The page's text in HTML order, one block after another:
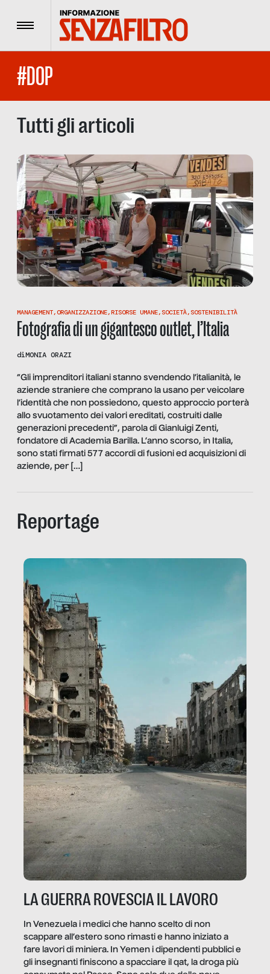
Menu
#DOP
Tutti gli articoli
MANAGEMENT,ORGANIZZAZIONE,RISORSE UMANE, SOCIETÀ, SOSTENIBILITÀ
Fotografia di un gigantesco outlet, l’Italia
diMONIA ORAZI
“Gli imprenditori italiani stanno svendendo l’italianità, le
aziende straniere che comprano la usano per veicolare
l’identità che non possiedono, questo approccio porterà
allo svuotamento dei valori ereditati, costruiti dalle
generazioni precedenti”, parola di Gianluigi Zenti,
fondatore di Academia Barilla. L’anno scorso, in Italia,
sono stati firmati 577 accordi di fusioni ed acquisizioni di
aziende, per […]
Reportage
LA GUERRA ROVESCIA IL LAVORO
In Venezuela i medici che hanno scelto di non
scappare all’estero sono rimasti e hanno iniziato a
fare lavori di miniera. In Yemen i dipendenti pubblici e
gli insegnanti finiscono a spacciare il qat, la droga più